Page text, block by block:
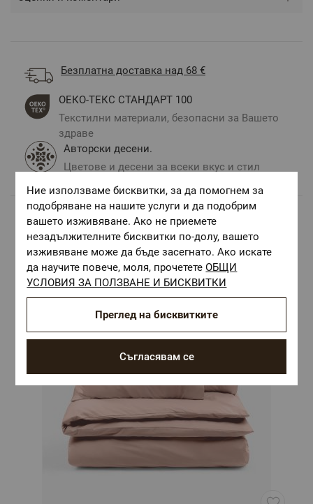
Безплатна доставка над 68 €
ОЕКО-ТЕКС СТАНДАРТ 100
Текстилни материали, безопасни за Вашето
здраве
Авторски десени.
Цветове и десени за всеки вкус и стил
Комбинирай с
Ние използваме бисквитки, за да помогнем за
подобряване на нашите услуги и да подобрим
вашето изживяване. Ако не приемете
незадължителните бисквитки по-долу, вашето
изживяване може да бъде засегнато. Ако искате
да научите повече, моля, прочететеОБЩИ
УСЛОВИЯ ЗА ПОЛЗВАНЕ И БИСКВИТКИ
Съгласявам се
Преглед на бисквитките